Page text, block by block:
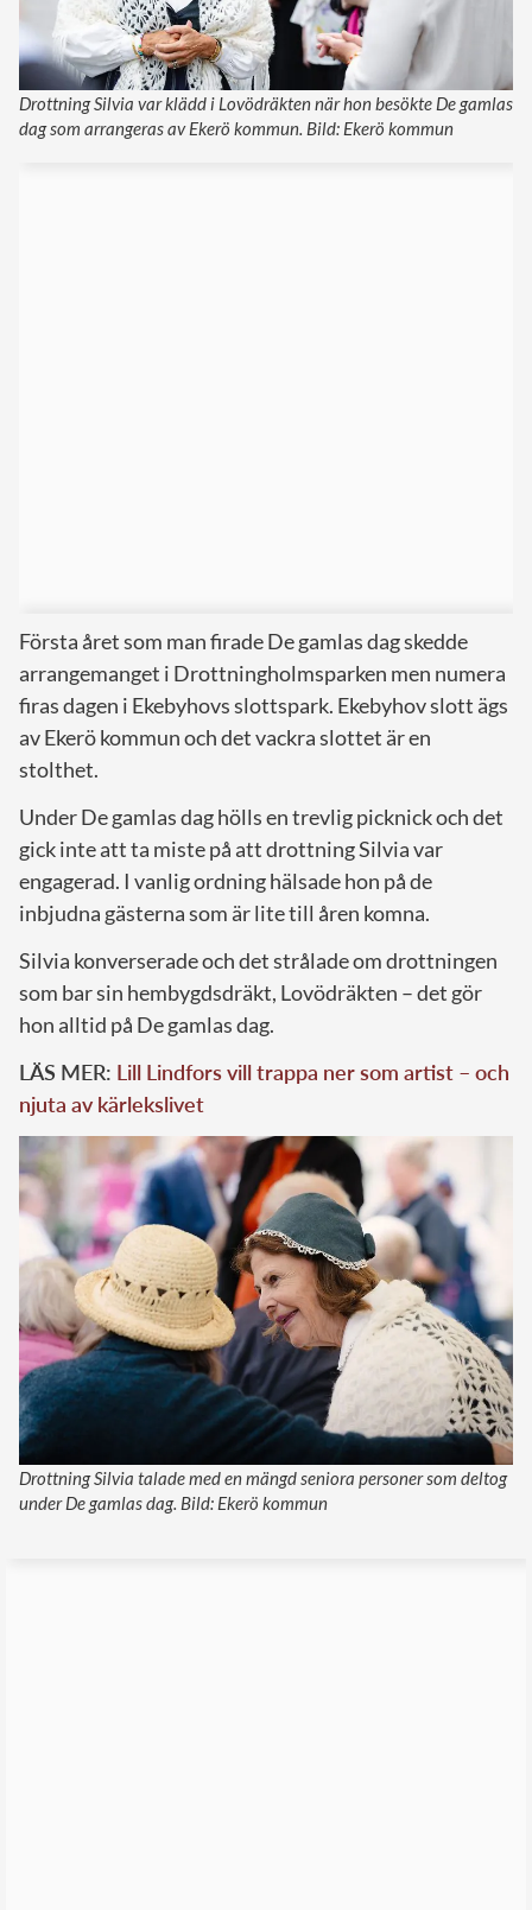
Drottning Silvia var klädd i Lovödräkten när hon besökte De gamlas
dag som arrangeras av Ekerö kommun. Bild: Ekerö kommun
Första året som man firade De gamlas dag skedde
arrangemanget i Drottningholmsparken men numera
firas dagen i Ekebyhovs slottspark. Ekebyhov slott ägs
av Ekerö kommun och det vackra slottet är en
stolthet.
Under De gamlas dag hölls en trevlig picknick och det
gick inte att ta miste på att drottning Silvia var
engagerad. I vanlig ordning hälsade hon på de
inbjudna gästerna som är lite till åren komna.
Silvia konverserade och det strålade om drottningen
som bar sin hembygdsdräkt, Lovödräkten – det gör
hon alltid på De gamlas dag.
LÄS MER: Lill Lindfors vill trappa ner som artist – och
njuta av kärlekslivet
Drottning Silvia talade med en mängd seniora personer som deltog
under De gamlas dag. Bild: Ekerö kommun